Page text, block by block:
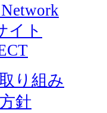
り組み
針